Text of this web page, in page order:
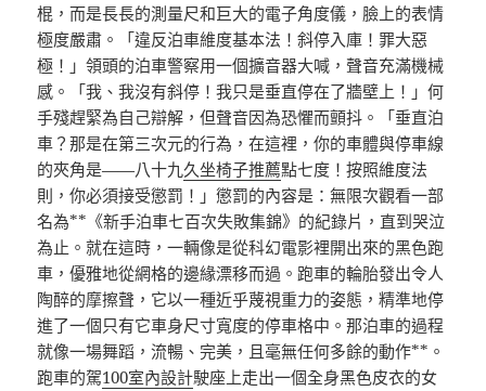
棍，而是長長的測量尺和巨大的電子角度儀，臉上的表情
極度嚴肅。「違反泊車維度基本法！斜停入庫！罪大惡
極！」領頭的泊車警察用一個擴音器大喊，聲音充滿機械
感。「我、我沒有斜停！我只是垂直停在了牆壁上！」何
手殘趕緊為自己辯解，但聲音因為恐懼而顫抖。「垂直泊
車？那是在第三次元的行為，在這裡，你的車體與停車線
的夾角是——八十九久坐椅子推薦點七度！按照維度法
則，你必須接受懲罰！」懲罰的內容是：無限次觀看一部
名為**《新手泊車七百次失敗集錦》的紀錄片，直到哭泣
為止。就在這時，一輛像是從科幻電影裡開出來的黑色跑
車，優雅地從網格的邊緣漂移而過。跑車的輪胎發出令人
陶醉的摩擦聲，它以一種近乎蔑視重力的姿態，精準地停
進了一個只有它車身尺寸寬度的停車格中。那泊車的過程
就像一場舞蹈，流暢、完美，且毫無任何多餘的動作**。
跑車的駕100室內設計駛座上走出一個全身黑色皮衣的女